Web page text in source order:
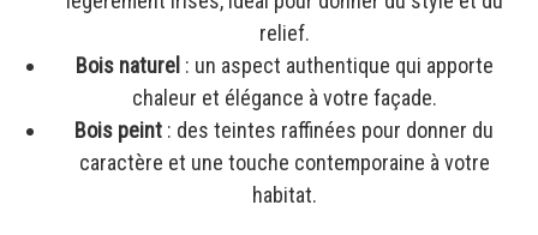
relief.
Bois naturel : un aspect authentique qui apporte
chaleur et élégance à votre façade.
Bois peint : des teintes raffinées pour donner du
caractère et une touche contemporaine à votre
habitat.